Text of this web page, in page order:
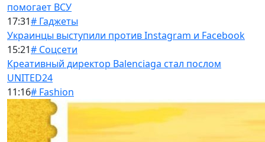
помогает ВСУ
17:31# Гаджеты
Украинцы выступили против Instagram и Facebook
15:21# Соцсети
Креативный директор Balenciaga стал послом
UNITED24
11:16# Fashion